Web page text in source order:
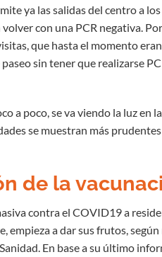
ya las salidas del centro a
con una PCR negativa.
que hasta el momento
sin tener que realizarse
a poco, se va viendo la luz en
se muestran más
de la
contra el COVID19 a
empieza a dar sus frutos,
En base a su último